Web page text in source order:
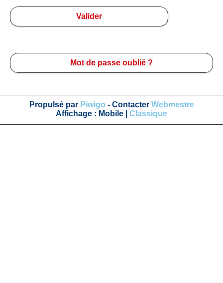
Valider
Mot de passe oublié ?
Propulsé par Piwigo - Contacter Webmestre
Affichage : Mobile Classique